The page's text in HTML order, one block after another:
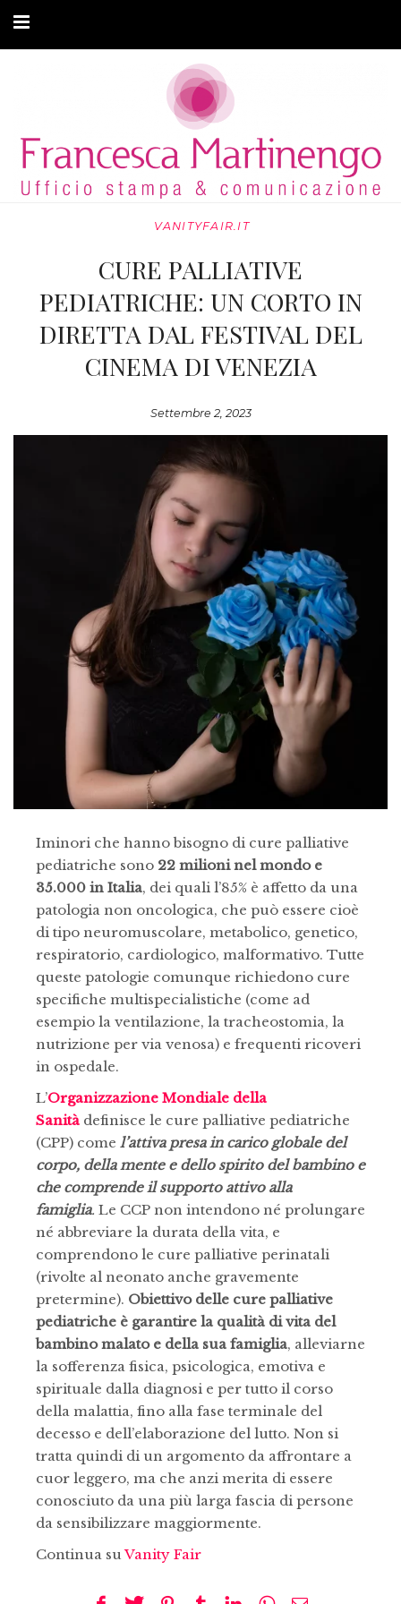
ARTICOLI
VanityFair.it
ELLE Weekly
Icon.Panorama.it
VANITYFAIR.IT
CURE PALLIATIVE
PEDIATRICHE: UN CORTO IN
DIRETTA DAL FESTIVAL DEL
CINEMA DI VENEZIA
Settembre 2, 2023
Iminori che hanno bisogno di cure palliative
pediatriche sono 22 milioni nel mondo e
35.000 in Italia, dei quali l’85% è affetto da una
patologia non oncologica, che può essere cioè
di tipo neuromuscolare, metabolico, genetico,
respiratorio, cardiologico, malformativo. Tutte
queste patologie comunque richiedono cure
specifiche multispecialistiche (come ad
esempio la ventilazione, la tracheostomia, la
nutrizione per via venosa) e frequenti ricoveri
in ospedale.
L’Organizzazione Mondiale della
Sanità definisce le cure palliative pediatriche
(CPP) come l’attiva presa in carico globale del
corpo, della mente e dello spirito del bambino e
che comprende il supporto attivo alla
famiglia. Le CCP non intendono né prolungare
né abbreviare la durata della vita, e
comprendono le cure palliative perinatali
(rivolte al neonato anche gravemente
pretermine). Obiettivo delle cure palliative
pediatriche è garantire la qualità di vita del
bambino malato e della sua famiglia, alleviarne
la sofferenza fisica, psicologica, emotiva e
spirituale dalla diagnosi e per tutto il corso
della malattia, fino alla fase terminale del
decesso e dell’elaborazione del lutto. Non si
tratta quindi di un argomento da affrontare a
cuor leggero, ma che anzi merita di essere
conosciuto da una più larga fascia di persone
da sensibilizzare maggiormente.
Continua suVanity Fair